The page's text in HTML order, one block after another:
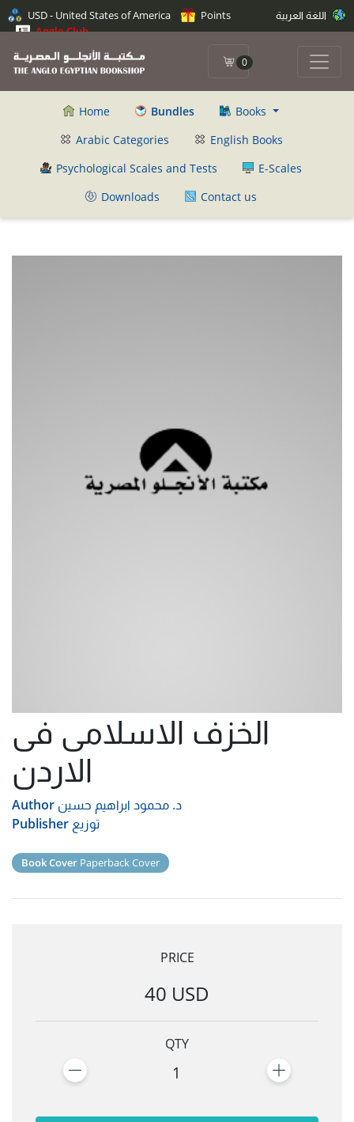
USD - United States of America
Points
Anglo Club
0
Home Bundles
Books
Arabic Categories
English Books
Psychological Scales and Tests
E-Scales
Downloads
Contact us
الخزف الاسلامى فى
الاردن
Author د. محمود ابراهيم حسين
Publisher توزيع
Book Cover Paperback Cover
PRICE
40 USD
QTY
1